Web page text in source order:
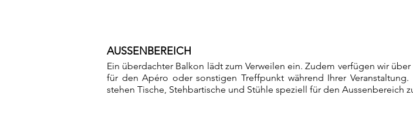
AUSSENBEREICH
Ein überdachter Balkon lädt zum Verweilen ein. Zudem verfügen wir über
für den Apéro oder sonstigen Treffpunkt während Ihrer
stehen Tische, Stehbartische und Stühle speziell für den Aussenbereich